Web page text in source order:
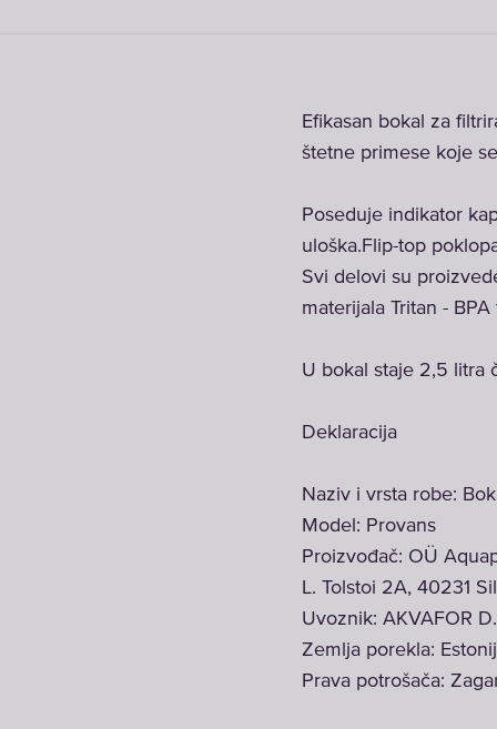
Efikasan bokal za
štetne primese koje
Poseduje indikator
uloška.Flip-top
Svi delovi su
materijala Tritan - BPA
U bokal staje 2,5 litra
Deklaracija
Naziv i vrsta robe:
Model: Provans
Proizvođač: OÜ
L. Tolstoi 2A, 40231
Uvoznik: AKVAFOR
Zemlja porekla:
Prava potrošača: